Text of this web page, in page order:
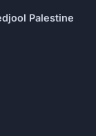
Palestine